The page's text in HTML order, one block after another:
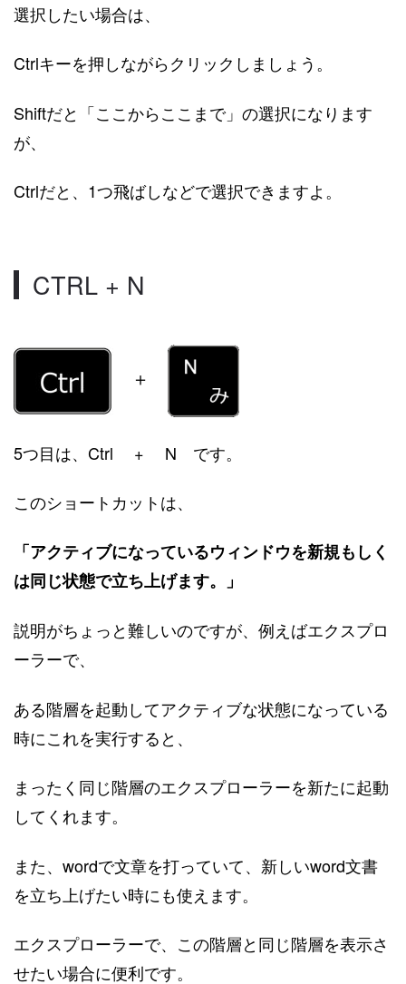
選択したい場合は、
Ctrlキーを押しながらクリックしましょう。
Shiftだと「ここからここまで」の選択になります
が、
Ctrlだと、1つ飛ばしなどで選択できますよ。
CTRL + N
＋
5つ目は、Ctrl + N です。
このショートカットは、
「アクティブになっているウィンドウを新規もしく
は同じ状態で立ち上げます。」
説明がちょっと難しいのですが、例えばエクスプロ
ーラーで、
ある階層を起動してアクティブな状態になっている
時にこれを実行すると、
まったく同じ階層のエクスプローラーを新たに起動
してくれます。
また、wordで文章を打っていて、新しいword文書
を立ち上げたい時にも使えます。
エクスプローラーで、この階層と同じ階層を表示さ
せたい場合に便利です。